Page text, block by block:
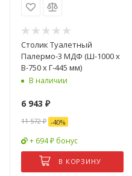
Столик Туалетный
Палермо-3 МДФ (Ш-1000 х
В-750 х Г-445 мм)
В наличии
6 943 ₽
11 572₽ -40%
+ 694 ₽ бонус
В КОРЗИНУ